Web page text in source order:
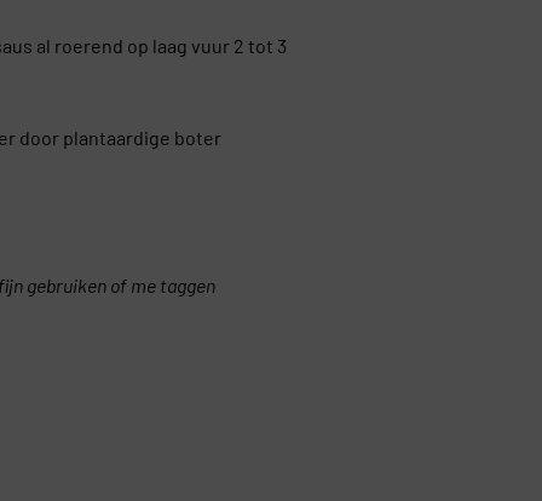
al roerend op laag vuur 2 tot 3
door plantaardige boter
gebruiken of me taggen